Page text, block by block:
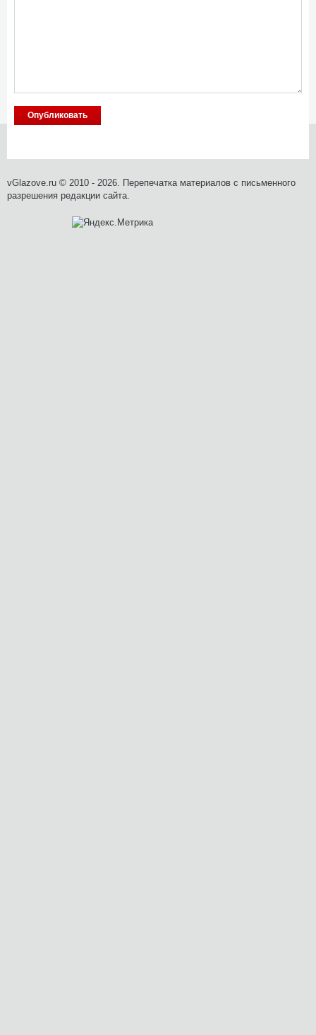
vGlazove.ru © 2010 - 2026. Перепечатка материалов с письменного
разрешения редакции сайта.